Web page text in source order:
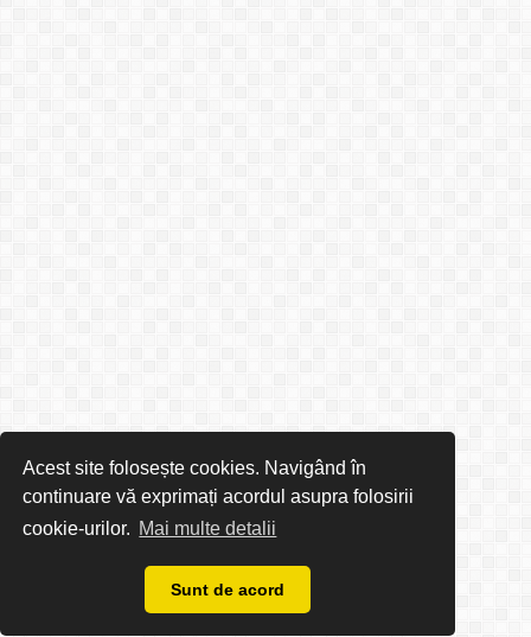
Acest site folosește cookies. Navigând în
continuare vă exprimați acordul asupra folosirii
cookie-urilor. Mai multe detalii
Sunt de acord